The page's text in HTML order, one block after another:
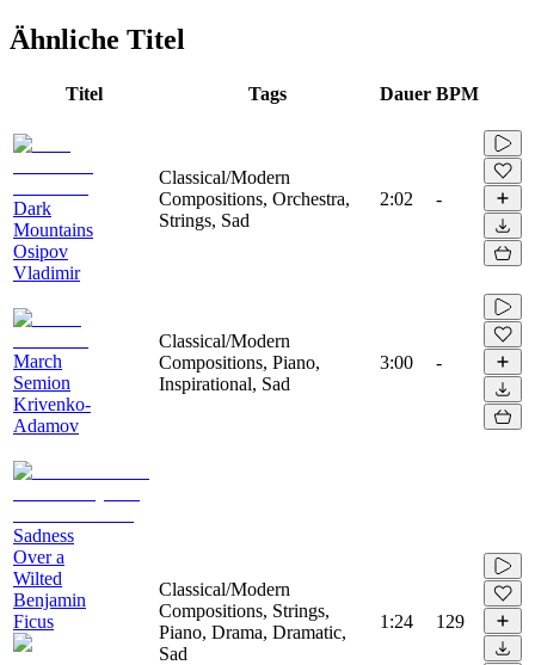
Ähnliche Titel
Titel Tags Dauer BPM
Dark
Mountains
Osipov
Vladimir
Classical/Modern
Compositions, Orchestra,
Strings, Sad
2:02 -
March
Semion
Krivenko-
Adamov
Classical/Modern
Compositions, Piano,
Inspirational, Sad
3:00 -
Sadness
Over a
Wilted
Benjamin
Ficus
Classical/Modern
Compositions, Strings,
Piano, Drama, Dramatic,
Sad
1:24 129